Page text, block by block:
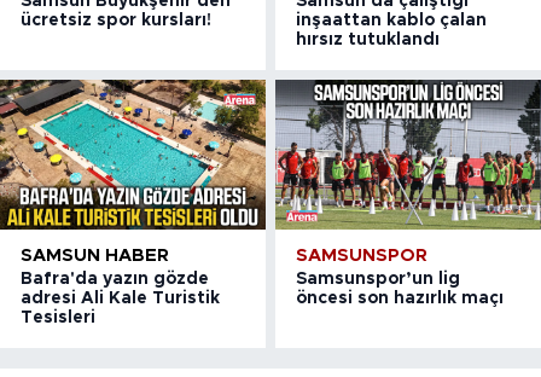
ücretsiz spor kursları!
inşaattan kablo çalan
hırsız tutuklandı
SAMSUN HABER
Bafra'da yazın gözde
adresi Ali Kale Turistik
Tesisleri
SAMSUNSPOR
Samsunspor’un lig
öncesi son hazırlık maçı